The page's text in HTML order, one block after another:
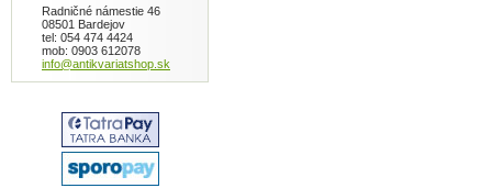
Radničné námestie 46
08501 Bardejov
tel: 054 474 4424
mob: 0903 612078
info@antikvariatshop.sk